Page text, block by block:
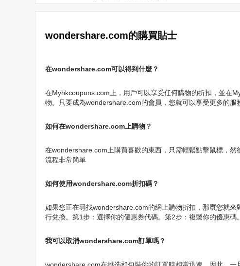
wondershare.com的購買貼士
在wondershare.com可以得到什麼？
在Myhkcoupons.com上，用戶可以享受任何購物的折扣，並在
物。只要成為wondershare.com的會員，您就可以享受更多的
如何在wondershare.com上購物？
在wondershare.com上購買喜歡的東西，只需輕鬆點擊鼠標，
流程非常簡單
如何使用wondershare.com折扣碼？
如果您正在尋找wondershare.com的網上購物折扣，那麼您就
行兌換。第1步：選擇你的優惠券代碼。第2步：複製你的優惠
我可以取消wondershare.com訂單嗎？